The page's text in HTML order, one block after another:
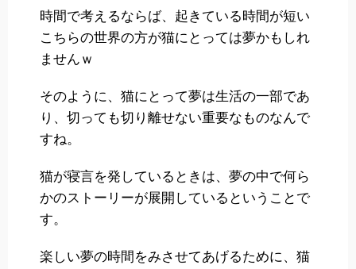
時間で考えるならば、起きている時間が短い
こちらの世界の方が猫にとっては夢かもしれ
ませんｗ
そのように、猫にとって夢は生活の一部であ
り、切っても切り離せない重要なものなんで
すね。
猫が寝言を発しているときは、夢の中で何ら
かのストーリーが展開しているということで
す。
楽しい夢の時間をみさせてあげるために、猫